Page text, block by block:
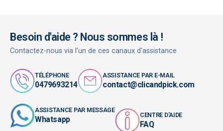
Besoin d'aide ? Nous sommes là !
Contactez-nous via l'un de ces canaux d'assistance
TÉLÉPHONE
0479693214
ASSISTANCE PAR E-MAIL
contact@clicandpick.com
ASSISTANCE PAR MESSAGE
Whatsapp CENTRE D'AIDE
FAQ